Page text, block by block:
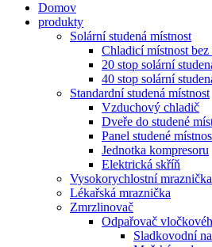
Domov
produkty
Solární studená místnost
Chladicí místnost bez
20 stop solární
40 stop solární
Standardní studená místnost
Vzduchový chladič
Dveře do studené
Panel studené
Jednotka kompresoru
Elektrická skříň
Vysokorychlostní mraznička
Lékařská mraznička
Zmrzlinovač
Odpařovač
Sladkovodní